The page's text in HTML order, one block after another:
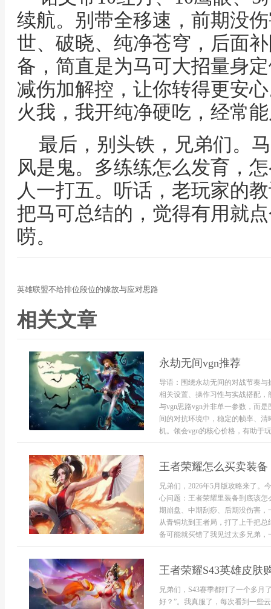
续航。别带全移速，前期没
世、破晓、纯净苍穹，后面
备，简直是为马可大招量身
减伤加解控，让你转得更安
火我，我开纯净硬吃，经常
最后，别头铁，兄弟们。
风是鬼。多练练怎么发育，
人一打五。听话，老玩家的
把马可总结的，觉得有用就
唠。
英雄联盟不给排位段位的缘故与应对思路
相关文章
永劫无间vgn推荐
导语：围绕永劫无间的对战节奏
相关设置、操作习性与实战搭配
与vgn思路vgn并非单一参数，而
间的对抗环境中，稳定的帧率、
机。领会vgn的核心价格，有助于
王者荣耀怎么买卖装
兄弟们，2026年5月版攻略来了。
心问题：王者荣耀里装备到底该
期崩盘、中期刮痧、后期没伤害
从青铜坑到王者局，打了上千把
备可能就买错了我见过太多兄弟，
王者荣耀S43英雄皮肤
兄弟们，S43赛季都打了一个多月
好？”。我真服了，每次看到一些